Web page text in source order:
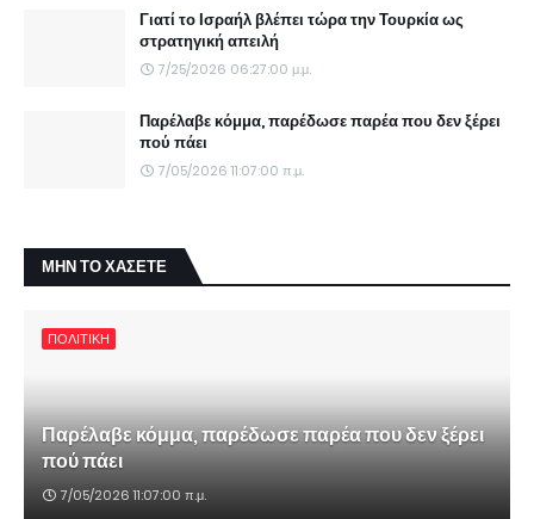
Γιατί το Ισραήλ βλέπει τώρα την Τουρκία ως
στρατηγική απειλή
7/25/2026 06:27:00 μ.μ.
Παρέλαβε κόμμα, παρέδωσε παρέα που δεν ξέρει
πού πάει
7/05/2026 11:07:00 π.μ.
ΜΗΝ ΤΟ ΧΑΣΕΤΕ
ΠΟΛΙΤΙΚΗ
Παρέλαβε κόμμα, παρέδωσε παρέα που δεν ξέρει
πού πάει
7/05/2026 11:07:00 π.μ.